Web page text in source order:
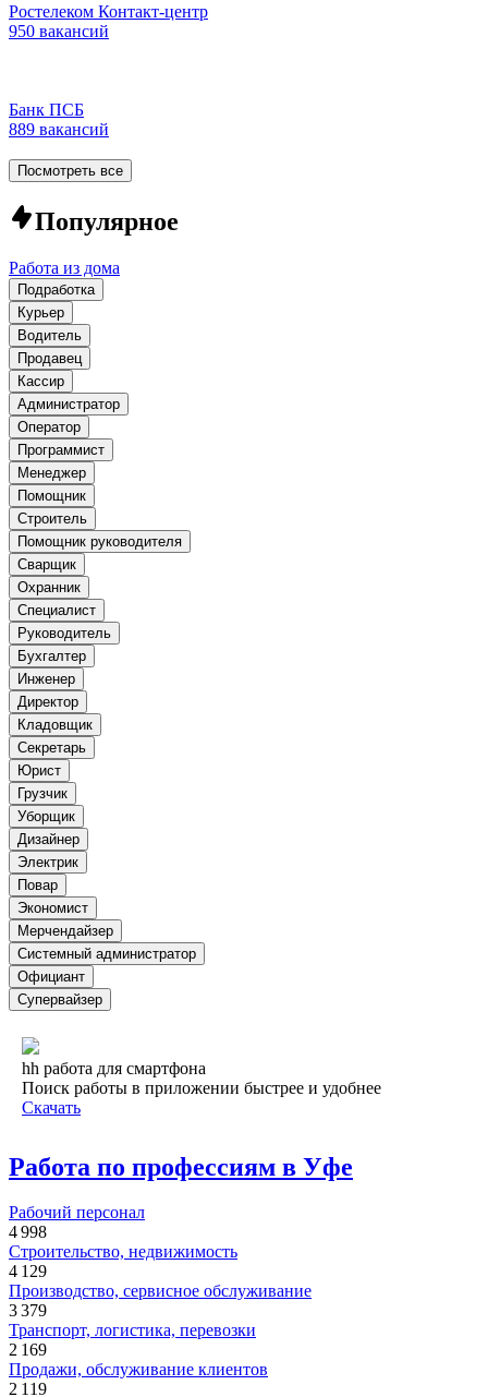
Ростелеком Контакт-центр
950 вакансий
Банк ПСБ
889 вакансий
Посмотреть все
Популярное
Работа из дома
Подработка
Курьер
Водитель
Продавец
Кассир
Администратор
Оператор
Программист
Менеджер
Помощник
Строитель
Помощник руководителя
Сварщик
Охранник
Специалист
Руководитель
Бухгалтер
Инженер
Директор
Кладовщик
Секретарь
Юрист
Грузчик
Уборщик
Дизайнер
Электрик
Повар
Экономист
Мерчендайзер
Системный администратор
Официант
Супервайзер
hh работа для смартфона
Поиск работы в приложении быстрее и удобнее
Скачать
Работа по профессиям в Уфе
Рабочий персонал
4 998
Строительство, недвижимость
4 129
Производство, сервисное обслуживание
3 379
Транспорт, логистика, перевозки
2 169
Продажи, обслуживание клиентов
2 119